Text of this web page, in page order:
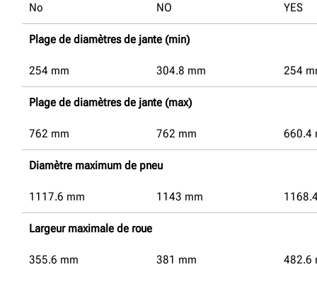
No NO YES
Plage de diamètres de jante (min)
254 mm 304.8 mm 254
Plage de diamètres de jante (max)
762 mm 762 mm 660.4
Diamètre maximum de pneu
1117.6 mm 1143 mm
Largeur maximale de roue
355.6 mm 381 mm 482.6